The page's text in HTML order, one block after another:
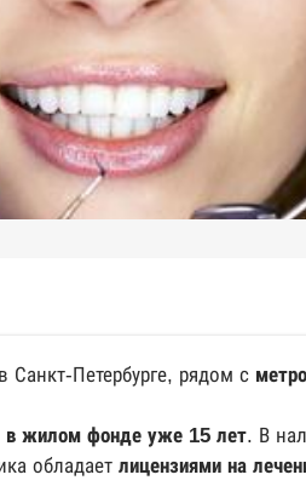
в Санкт-Петербурге, рядом с
в жилом фонде уже 15 лет. В
обладает лицензиями на